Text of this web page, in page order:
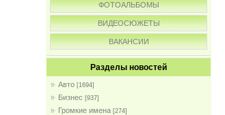
ФОТОАЛЬБОМЫ
ВИДЕОСЮЖЕТЫ
ВАКАНСИИ
Разделы новостей
Авто [1694]
Бизнес [937]
Громкие имена [274]